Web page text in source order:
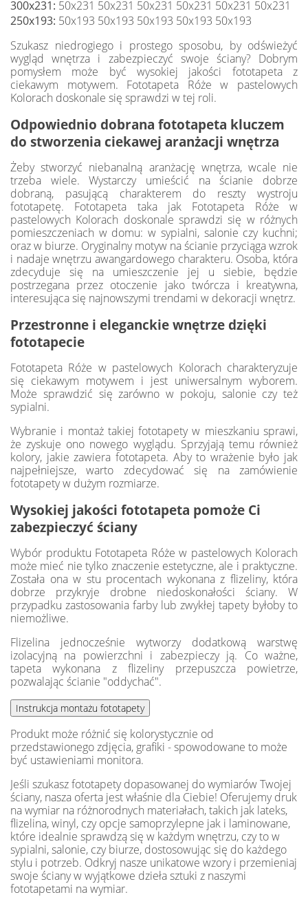
300x231: 50x231 50x231 50x231 50x231 50x231 50x231
250x193: 50x193 50x193 50x193 50x193 50x193
Szukasz niedrogiego i prostego sposobu, by odświeżyć
wygląd wnętrza i zabezpieczyć swoje ściany? Dobrym
pomysłem może być wysokiej jakości fototapeta z
ciekawym motywem. Fototapeta Róże w pastelowych
Kolorach doskonale się sprawdzi w tej roli.
Odpowiednio dobrana fototapeta kluczem
do stworzenia ciekawej aranżacji wnętrza
Żeby stworzyć niebanalną aranżację wnętrza, wcale nie
trzeba wiele. Wystarczy umieścić na ścianie dobrze
dobraną, pasującą charakterem do reszty wystroju
fototapetę. Fototapeta taka jak Fototapeta Róże w
pastelowych Kolorach doskonale sprawdzi się w różnych
pomieszczeniach w domu: w sypialni, salonie czy kuchni;
oraz w biurze. Oryginalny motyw na ścianie przyciąga wzrok
i nadaje wnętrzu awangardowego charakteru. Osoba, która
zdecyduje się na umieszczenie jej u siebie, będzie
postrzegana przez otoczenie jako twórcza i kreatywna,
interesująca się najnowszymi trendami w dekoracji wnętrz.
Przestronne i eleganckie wnętrze dzięki
fototapecie
Fototapeta Róże w pastelowych Kolorach charakteryzuje
się ciekawym motywem i jest uniwersalnym wyborem.
Może sprawdzić się zarówno w pokoju, salonie czy też
sypialni.
Wybranie i montaż takiej fototapety w mieszkaniu sprawi,
że zyskuje ono nowego wyglądu. Sprzyjają temu również
kolory, jakie zawiera fototapeta. Aby to wrażenie było jak
najpełniejsze, warto zdecydować się na zamówienie
fototapety w dużym rozmiarze.
Wysokiej jakości fototapeta pomoże Ci
zabezpieczyć ściany
Wybór produktu Fototapeta Róże w pastelowych Kolorach
może mieć nie tylko znaczenie estetyczne, ale i praktyczne.
Została ona w stu procentach wykonana z flizeliny, która
dobrze przykryje drobne niedoskonałości ściany. W
przypadku zastosowania farby lub zwykłej tapety byłoby to
niemożliwe.
Flizelina jednocześnie wytworzy dodatkową warstwę
izolacyjną na powierzchni i zabezpieczy ją. Co ważne,
tapeta wykonana z flizeliny przepuszcza powietrze,
pozwalając ścianie "oddychać".
Produkt może różnić się kolorystycznie od
przedstawionego zdjęcia, grafiki - spowodowane to może
być ustawieniami monitora.
Jeśli szukasz fototapety dopasowanej do wymiarów Twojej
ściany, nasza oferta jest właśnie dla Ciebie! Oferujemy druk
na wymiar na różnorodnych materiałach, takich jak lateks,
flizelina, winyl, czy opcje samoprzylepne jak i laminowane,
które idealnie sprawdzą się w każdym wnętrzu, czy to w
sypialni, salonie, czy biurze, dostosowując się do każdego
stylu i potrzeb. Odkryj nasze unikatowe wzory i przemieniaj
swoje ściany w wyjątkowe dzieła sztuki z naszymi
fototapetami na wymiar.